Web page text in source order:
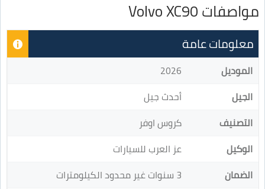
مواصفات Volvo XC90
معلومات عامة
الموديل
2026
الجيل
أحدث جيل
التصنيف
كروس اوفر
الوكيل
عز العرب للسيارات
الضمان
3 سنوات غير محدود الكيلومترات